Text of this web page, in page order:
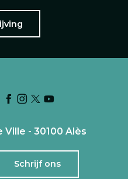
- 30100 Alès
Schrijf ons